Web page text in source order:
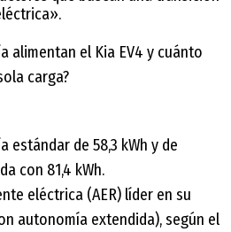
alimentan el Kia EV4 y cuánto
carga?
estándar de 58,3 kWh y de
con 81,4 kWh.
eléctrica (AER) líder en su
autonomía extendida), según el